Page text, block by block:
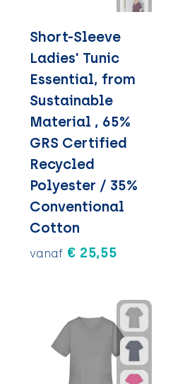
Short-Sleeve
Ladies' Tunic
Essential, from
Sustainable
Material , 65%
GRS Certified
Recycled
Polyester / 35%
Conventional
Cotton
vanaf € 25,55